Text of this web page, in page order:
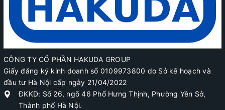
CÔNG TY CỔ PHẦN HAKUDA GROUP
Giấy đăng ký kinh doanh số 0109973800 do Sở kế hoạch và
đầu tư Hà Nội cấp ngày 21/04/2022
ĐKKD: Số 26, ngõ 46 Phố Hưng Thịnh, Phường Yên Sở,
Thành phố Hà Nội.